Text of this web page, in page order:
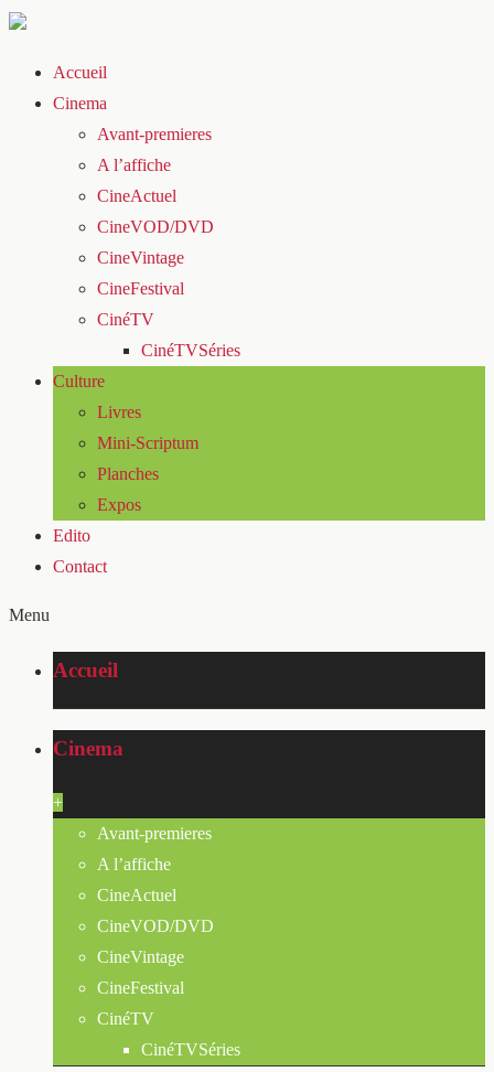
Accueil
Cinema
Avant-premieres
A l’affiche
CineActuel
CineVOD/DVD
CineVintage
CineFestival
CinéTV
CinéTVSéries
Culture
Livres
Mini-Scriptum
Planches
Expos
Edito
Contact
Menu
Accueil
Cinema
+
Avant-premieres
A l’affiche
CineActuel
CineVOD/DVD
CineVintage
CineFestival
CinéTV
CinéTVSéries